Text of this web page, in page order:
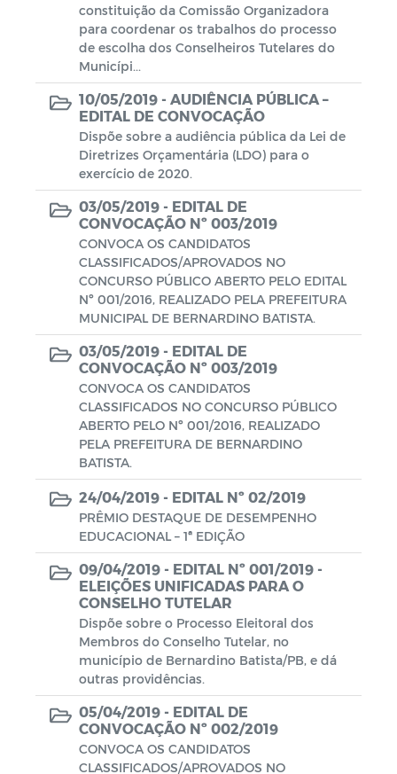
Plano de Ação - SIAFIC
Diagnóstico elaborado - SIAFIC
Lei Aldir Blanc
Edital Artistas Batistenses Lei Aldir
Blanc 14.017/2020
Lei Aldir Blanc
Eleição Conselho Tutelar 2023
PRÊMIO PAULO FREIRE
constituição da Comissão Organizadora
para coordenar os trabalhos do processo
de escolha dos Conselheiros Tutelares do
Municípi...
10/05/2019 - AUDIÊNCIA PÚBLICA –
EDITAL DE CONVOCAÇÃO
Dispõe sobre a audiência pública da Lei de
Diretrizes Orçamentária (LDO) para o
exercício de 2020.
03/05/2019 - EDITAL DE
CONVOCAÇÃO Nº 003/2019
CONVOCA OS CANDIDATOS
CLASSIFICADOS/APROVADOS NO
CONCURSO PÚBLICO ABERTO PELO EDITAL
Nº 001/2016, REALIZADO PELA PREFEITURA
MUNICIPAL DE BERNARDINO BATISTA.
03/05/2019 - EDITAL DE
CONVOCAÇÃO Nº 003/2019
CONVOCA OS CANDIDATOS
CLASSIFICADOS NO CONCURSO PÚBLICO
ABERTO PELO Nº 001/2016, REALIZADO
PELA PREFEITURA DE BERNARDINO
BATISTA.
24/04/2019 - EDITAL Nº 02/2019
PRÊMIO DESTAQUE DE DESEMPENHO
EDUCACIONAL – 1ª EDIÇÃO
09/04/2019 - EDITAL Nº 001/2019 -
ELEIÇÕES UNIFICADAS PARA O
CONSELHO TUTELAR
Dispõe sobre o Processo Eleitoral dos
Membros do Conselho Tutelar, no
município de Bernardino Batista/PB, e dá
outras providências.
05/04/2019 - EDITAL DE
CONVOCAÇÃO Nº 002/2019
CONVOCA OS CANDIDATOS
CLASSIFICADOS/APROVADOS NO